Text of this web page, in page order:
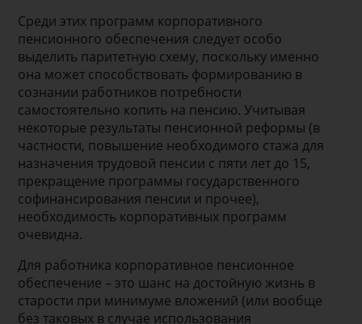
Среди этих программ корпоративного
пенсионного обеспечения следует особо
выделить паритетную схему, поскольку именно
она может способствовать формированию в
сознании работников потребности
самостоятельно копить на пенсию. Учитывая
некоторые результаты пенсионной реформы (в
частности, повышение необходимого стажа для
назначения трудовой пенсии с пяти лет до 15,
прекращение программы государственного
софинансирования пенсии и прочее),
необходимость корпоративных программ
очевидна.
Для работника корпоративное пенсионное
обеспечение – это шанс на достойную жизнь в
старости при минимуме вложений (или вообще
без таковых в случае использования